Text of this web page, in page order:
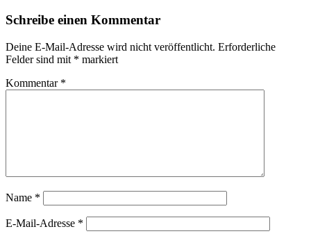
Schreibe einen Kommentar
Deine E-Mail-Adresse wird nicht veröffentlicht. Erforderliche
Felder sind mit * markiert
Kommentar *
Name *
E-Mail-Adresse *